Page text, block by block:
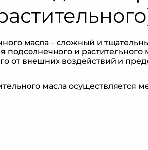
масла – сложный и
подсолнечного и
от внешних воздействий и
масла осуществляется